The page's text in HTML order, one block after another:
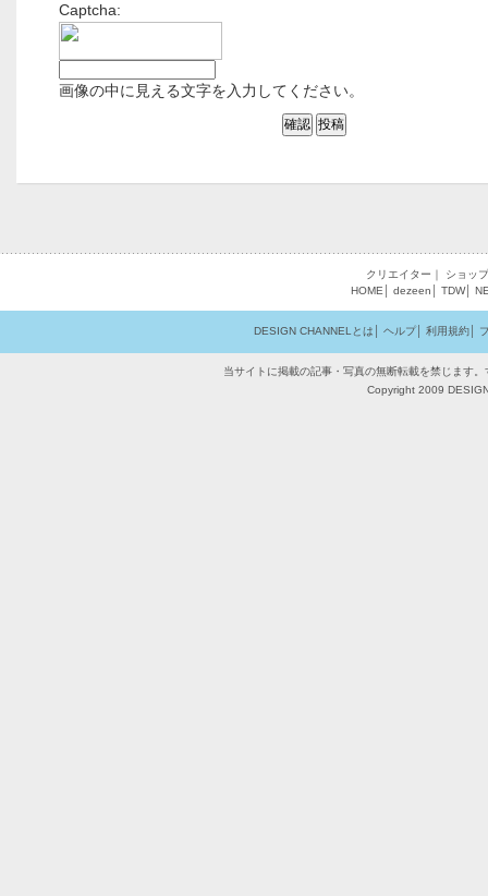
Captcha:
画像の中に見える文字を入力してください。
クリエイター
ショップ
HOME
dezeen TDW│
DESIGN CHANNELとは ヘルプ│ 利用規約│
当サイトに掲載の記事・写真の無断転載を禁じます
Copyright 2009